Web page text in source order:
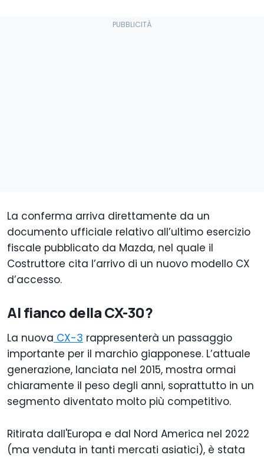
La conferma arriva direttamente da un
documento ufficiale relativo all’ultimo esercizio
fiscale pubblicato da Mazda, nel quale il
Costruttore cita l’arrivo di un nuovo modello CX
d’accesso.
Al fianco della CX-30?
La nuova CX-3 rappresenterà un passaggio
importante per il marchio giapponese. L’attuale
generazione, lanciata nel 2015, mostra ormai
chiaramente il peso degli anni, soprattutto in un
segmento diventato molto più competitivo.
Ritirata dall'Europa e dal Nord America nel 2022
(ma venduta in tanti mercati asiatici), è stata